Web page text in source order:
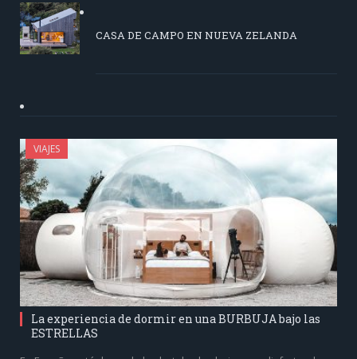
CASA DE CAMPO EN NUEVA ZELANDA
VIAJES
La experiencia de dormir en una BURBUJA bajo las
ESTRELLAS